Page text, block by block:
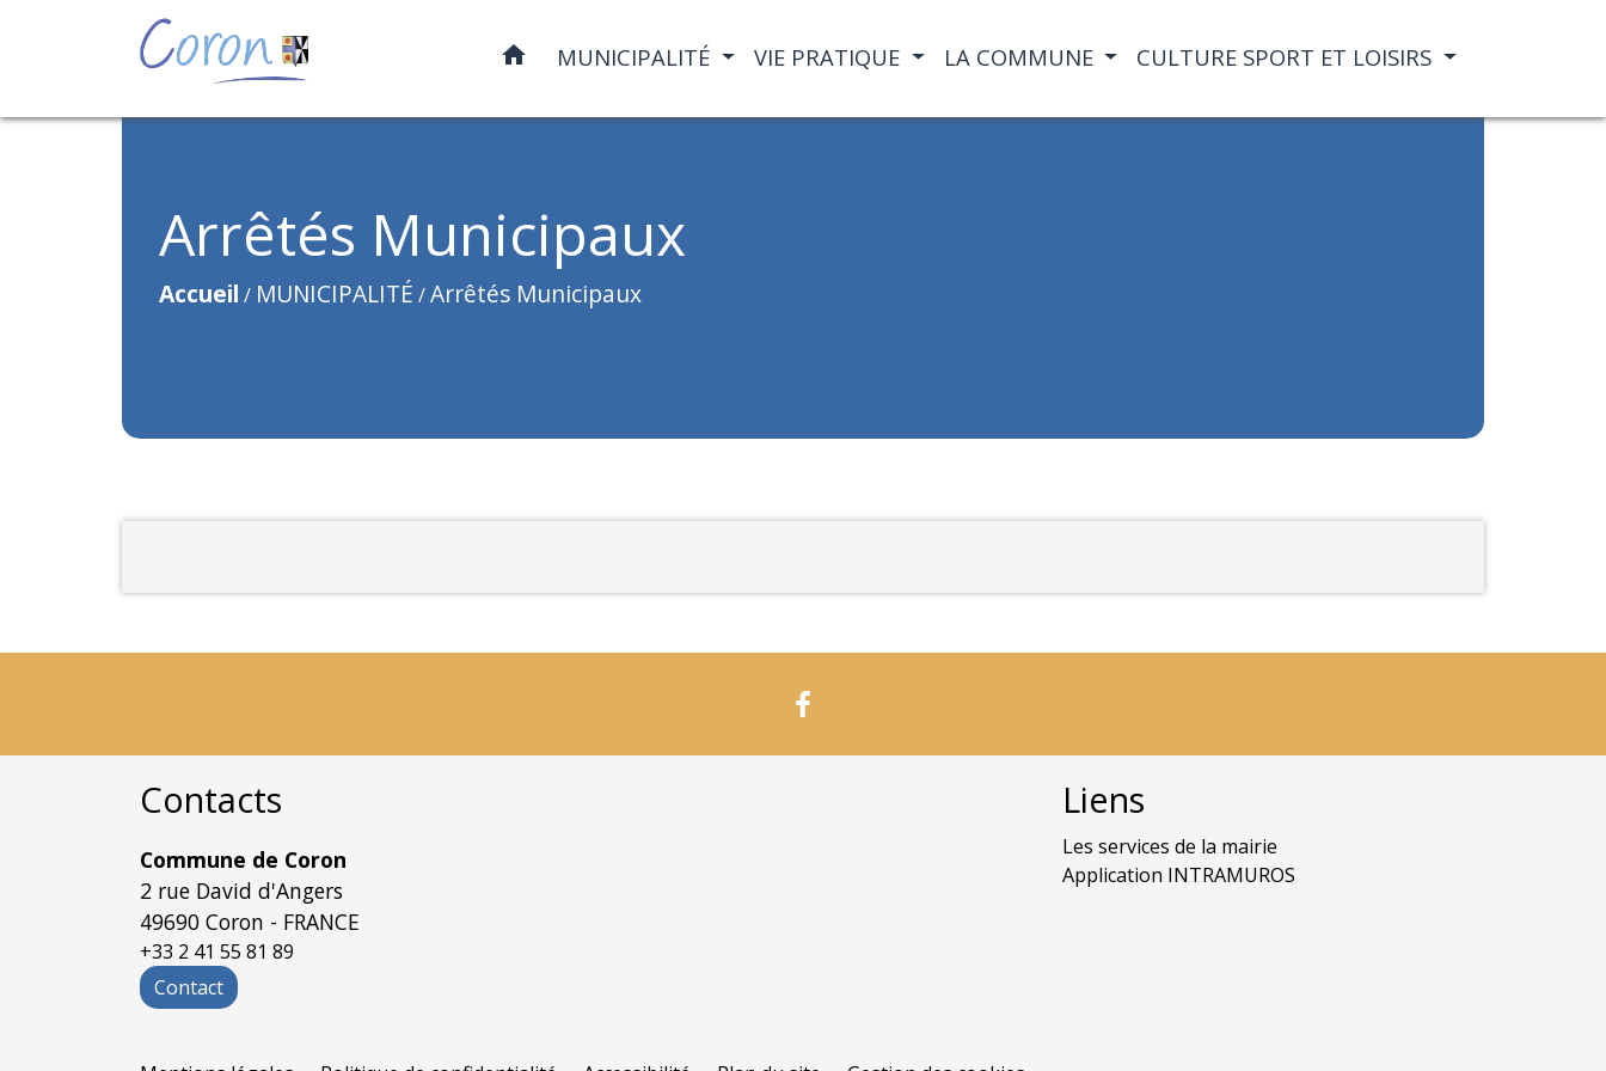
home MUNICIPALITÉ VIE PRATIQUE LA COMMUNE CULTURE SPORT ET LOISIRS
Arrêtés Municipaux
Accueil / MUNICIPALITÉ /Arrêtés Municipaux
Contacts
Commune de Coron
2 rue David d'Angers
49690 Coron - FRANCE
+33 2 41 55 81 89
Contact
Liens
Les services de la mairie
Application INTRAMUROS